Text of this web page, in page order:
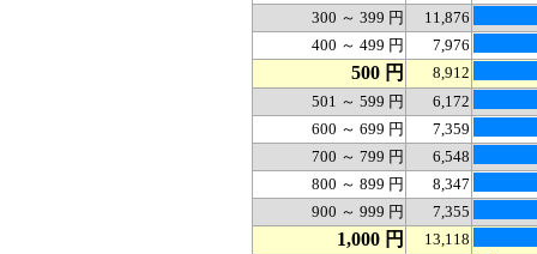
300 ～ 399 円
11,876
400 ～ 499 円
7,976
500 円
8,912
501 ～ 599 円
6,172
600 ～ 699 円
7,359
700 ～ 799 円
6,548
800 ～ 899 円
8,347
900 ～ 999 円
7,355
1,000 円
13,118